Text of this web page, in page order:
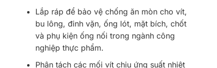
Lắp ráp để bảo vệ chống ăn mòn cho vít,
bu lông, đinh vặn, ống lót, mặt bích, chốt
và phụ kiện ống nối trong ngành công
nghiệp thực phẩm.
Phân tách các mối vít chịu ứng suất nhiệt